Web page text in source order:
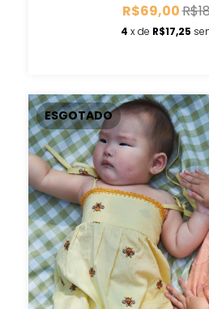
R$69,00
4 x de R$17,25
ESGOTADO